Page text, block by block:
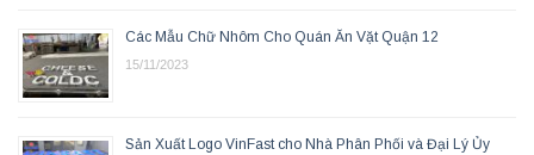
Các Mẫu Chữ Nhôm Cho Quán Ăn Vặt Quận 12
15/11/2023
Sản Xuất Logo VinFast cho Nhà Phân Phối và Đại Lý Ủy